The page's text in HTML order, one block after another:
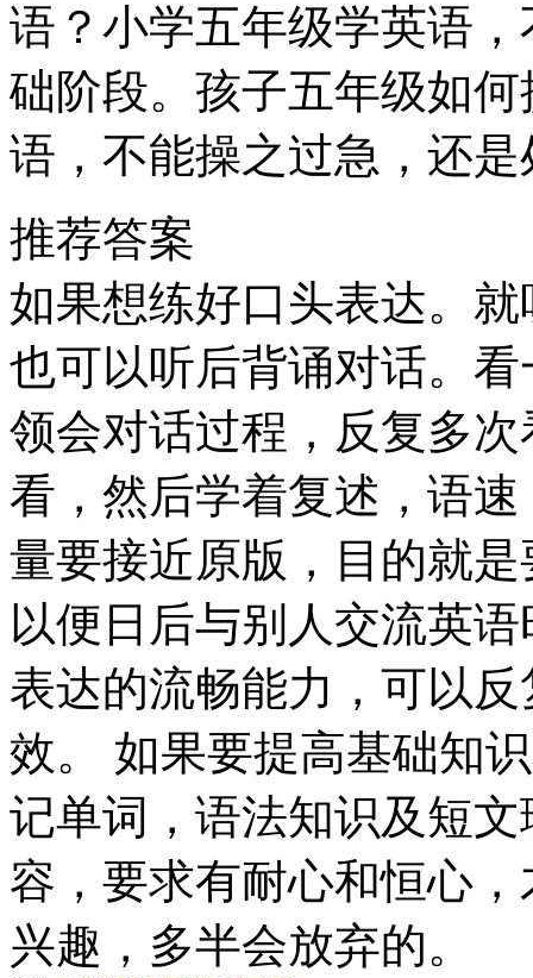
语？小学五年级学英语
础阶段。孩子五年级如
语，不能操之过急，还
推荐答案
如果想练好口头表达。
也可以听后背诵对话。
领会对话过程，反复多
看，然后学着复述，语
量要接近原版，目的就
以便日后与别人交流英
表达的流畅能力，可以
效。 如果要提高基础知
记单词，语法知识及短
容，要求有耐心和恒心
兴趣，多半会放弃的。